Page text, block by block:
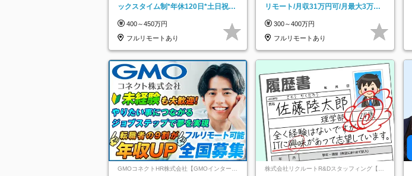
ックスタイム制*年休120日*土日祝休
400～450万円
フルリモートあり
リモート/月収31万円可/月最大3万の
300～400万円
フルリモートあり
GMOコネクトHR株式会社【GMOインターネ
株式会社リクルートR&Dスタッフィング【リ